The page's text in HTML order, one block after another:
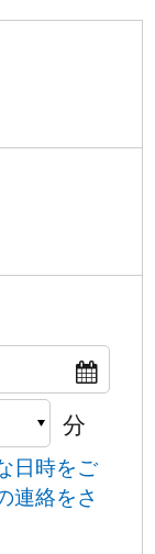
分
日時をご
連絡をさ